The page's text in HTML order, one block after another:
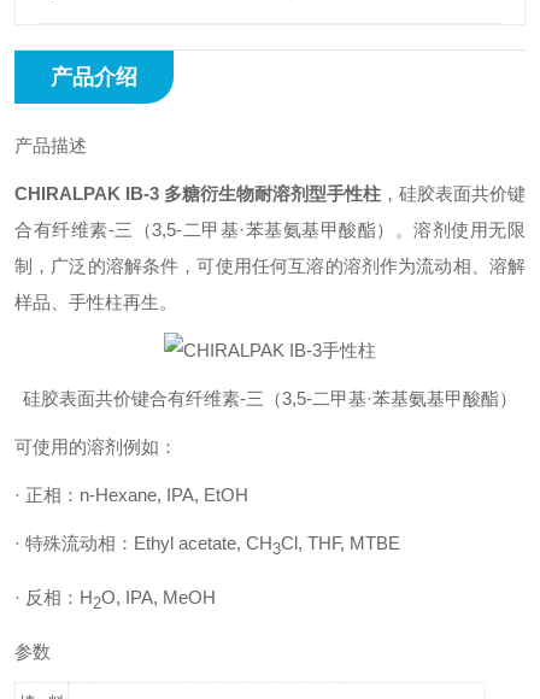
产品介绍
产品描述
CHIRALPAK IB-3 多糖衍生物耐溶剂型手性柱 ，硅胶表面共价键
合有纤维素-三（3,5-二甲基·苯基氨基甲酸酯）。溶剂使用无限
制，广泛的溶解条件，可使用任何互溶的溶剂作为流动相、溶解
样品、手性柱再生。
硅胶表面共价键合有纤维素-三（3,5-二甲基·苯基氨基甲酸酯）
可使用的溶剂例如：
· 正相：n-Hexane, IPA, EtOH
· 特殊流动相：Ethyl acetate, CH3Cl, THF, MTBE
· 反相：H2O, IPA, MeOH
参数